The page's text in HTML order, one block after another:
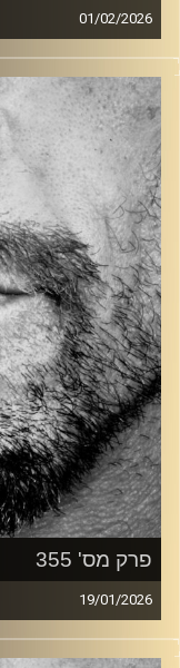
01/02/2026
זיפים, מוזיקה
כל מה שחי, אמיתי
עם שמוליק רגב.
קרדיט תמונות:
פרק מס' 355
19/01/2026
זיפים, מוזיקה